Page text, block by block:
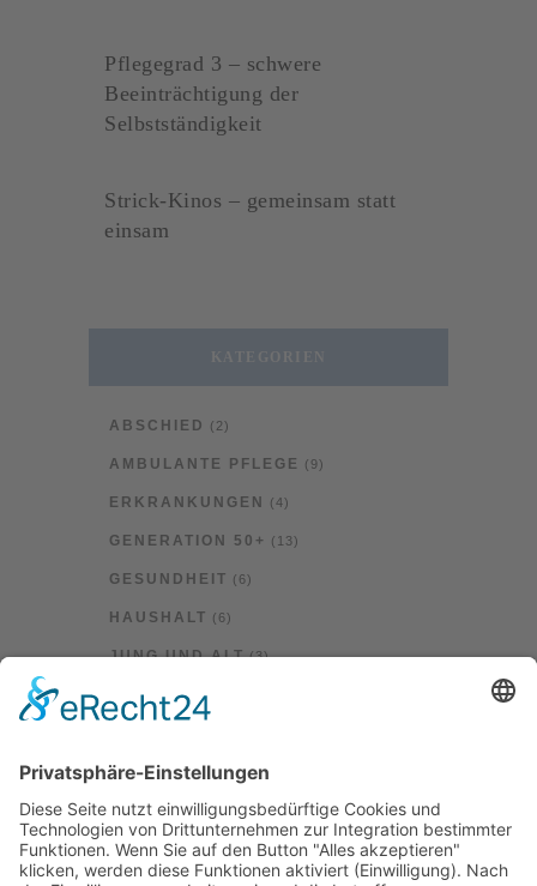
Pflegegrad 3 – schwere
Beeinträchtigung der
Selbstständigkeit
Strick-Kinos – gemeinsam statt
einsam
KATEGORIEN
ABSCHIED (2)
AMBULANTE PFLEGE (9)
ERKRANKUNGEN (4)
GENERATION 50+ (13)
GESUNDHEIT (6)
HAUSHALT (6)
JUNG UND ALT(3)
LEBEN (7)
TRAUER(1)